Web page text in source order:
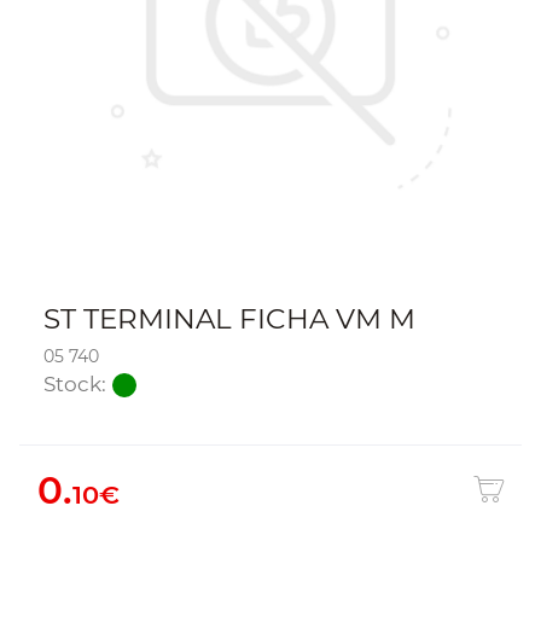
ST TERMINAL FICHA VM M
05 740
Stock:
0.10€